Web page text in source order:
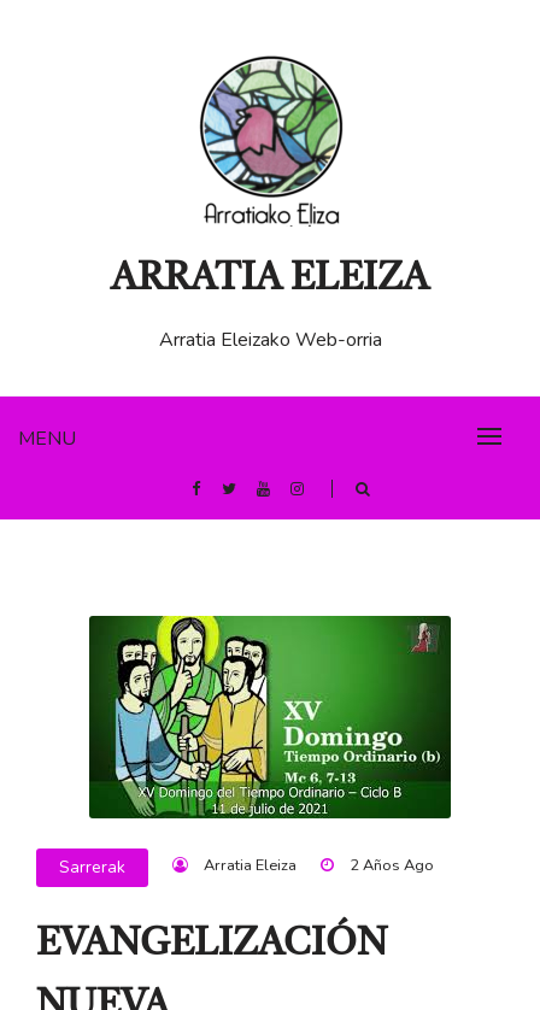
MENU
ARRATIA ELEIZA
Arratia Eleizako Web-orria
Sarrerak Arratia Eleiza 2 Años Ago
EVANGELIZACIÓN